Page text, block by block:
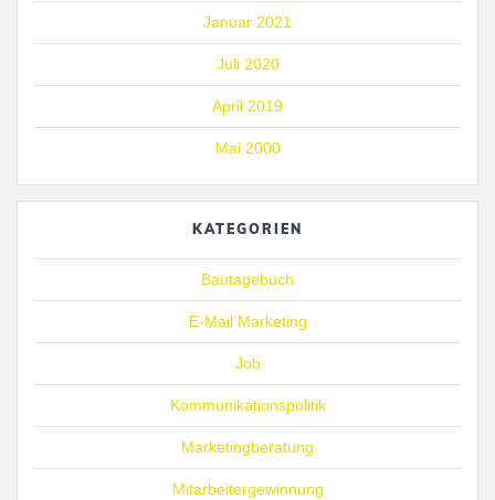
Januar 2021
Juli 2020
April 2019
Mai 2000
KATEGORIEN
Bautagebuch
E-Mail Marketing
Job
Kommunikationspolitik
Marketingberatung
Mitarbeitergewinnung